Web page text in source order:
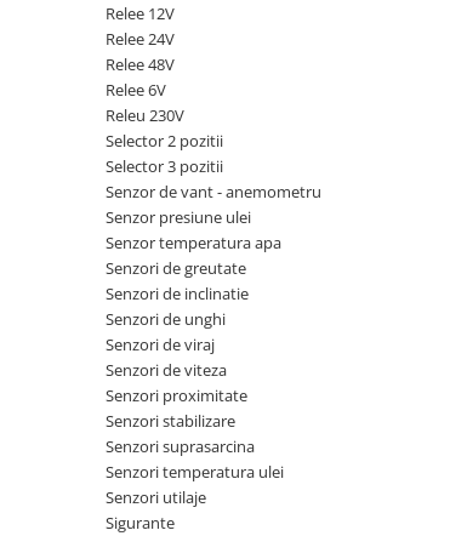
Turbosuflanta
Diverse piese motor
Furtune si conducte
Vibrochen - ax came - arbore cotit
Camasa piston
Segmenti motor
Cablu acceleratie
Senzori de presiune ulei
Vaporizatoare
Radiatoare AC
Piese frana
Discuri de frana
Piese Claas
Piese Iveco
Piese Nifty Lift
Piese Grove
Piese motor Perkins
Piese Deutz Fahr
Piese Atlas Copco
Piese Hitachi
Piese Vermeer
Piese Socage
Piese Kaeser
Piese Wacker Neuson
Piese David Brown
Piese Mc Cormick
Relee 12V
Relee 24V
Relee 48V
Relee 6V
Releu 230V
Selector 2 pozitii
Selector 3 pozitii
Senzor de vant - anemometru
Senzor presiune ulei
Senzor temperatura apa
Senzori de greutate
Senzori de inclinatie
Senzori de unghi
Senzori de viraj
Senzori de viteza
Senzori proximitate
Senzori stabilizare
Senzori suprasarcina
Senzori temperatura ulei
Senzori utilaje
Sigurante